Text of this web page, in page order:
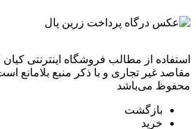
استفاده از مطالب فروشگاه اینترنتی
مقاصد غیر تجاری و با ذکر منبع بلامانع
محفوظ می‌باشد
بازگشت
خرید